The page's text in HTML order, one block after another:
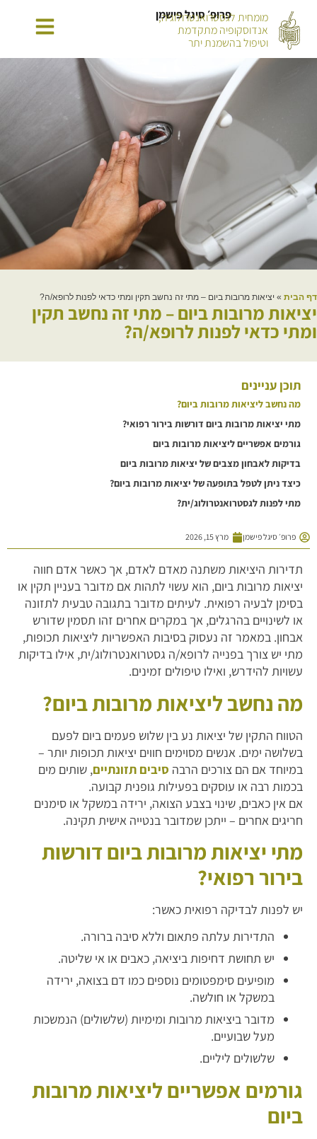
פרופ׳ סיגל פישמן
מומחית לגסטרואנטרולוגיה,
אנדוסקופיה מתקדמת
וטיפול בהשמנת יתר
דף הבית » יציאות מרובות ביום – מתי זה נחשב תקין ומתי כדאי לפנות לרופא/ה?
יציאות מרובות ביום – מתי זה נחשב תקין
ומתי כדאי לפנות לרופא/ה?
תוכן עניינים
מה נחשב ליציאות מרובות ביום?
מתי יציאות מרובות ביום דורשות בירור רפואי?
גורמים אפשריים ליציאות מרובות ביום
בדיקות לאבחון מצבים של יציאות מרובות ביום
כיצד ניתן לטפל בתופעה של יציאות מרובות ביום?
מתי לפנות לגסטרואנטרולוג/ית?
פרופ׳ סיגל פישמן מרץ 15, 2026
תדירות היציאות משתנה מאדם לאדם, אך כאשר אדם חווה
יציאות מרובות ביום, הוא עשוי לתהות אם מדובר בעניין תקין או
בסימן לבעיה רפואית. לעיתים מדובר בתגובה טבעית לתזונה
או לשינויים בהרגלים, אך במקרים אחרים זהו תסמין שדורש
אבחון. במאמר זה נעסוק בסיבות האפשריות ליציאות תכופות,
מתי יש צורך בפנייה לרופא/ה גסטרואנטרולוג/ית, אילו בדיקות
עשויות להידרש, ואילו טיפולים זמינים.
מה נחשב ליציאות מרובות ביום?
הטווח התקין של יציאות נע בין שלוש פעמים ביום לפעם
בשלושה ימים. אנשים מסוימים חווים יציאות תכופות יותר –
במיוחד אם הם צורכים הרבה סיבים תזונתיים, שותים מים
בכמות רבה או עוסקים בפעילות גופנית קבועה.
אם אין כאבים, שינוי בצבע הצואה, ירידה במשקל או סימנים
חריגים אחרים – ייתכן שמדובר בנטייה אישית תקינה.
מתי יציאות מרובות ביום דורשות
בירור רפואי?
יש לפנות לבדיקה רפואית כאשר:
התדירות עלתה פתאום וללא סיבה ברורה.
יש תחושת דחיפות ביציאה, כאבים או אי שליטה.
מופיעים סימפטומים נוספים כמו דם בצואה, ירידה
במשקל או חולשה.
מדובר ביציאות מרובות ומימיות (שלשולים) הנמשכות
מעל שבועיים.
שלשולים ליליים.
גורמים אפשריים ליציאות מרובות
ביום